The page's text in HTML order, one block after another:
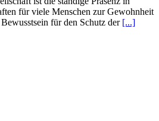
für viele Menschen zur Gewohnheit
für den Schutz der [...]